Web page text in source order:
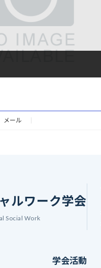
メール
ルワーク学会
Social Work
学会活動